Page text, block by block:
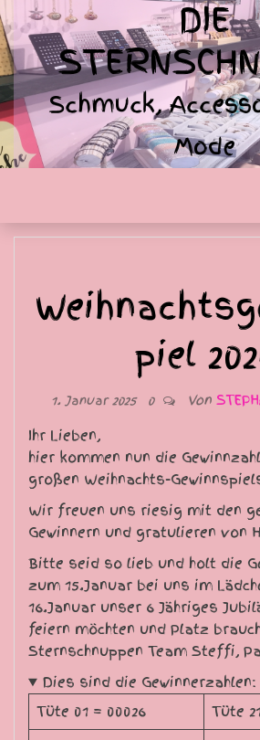
DIE
Schmuck,
Mode
piel
1. Januar 2025 0 Von
Ihr Lieben,
hier kommen nun die
großen Weihnachts-
Wir freuen uns riesig mit den
Gewinnern und gratulieren von
Bitte seid so lieb und holt die
zum 15.Januar bei uns im
16.Januar unser 6 Jähriges
feiern möchten und Platz
Sternschnuppen Team Steffi,
Dies sind die Gewinnerzahlen:
Tüte 01 = 00026
Tüte